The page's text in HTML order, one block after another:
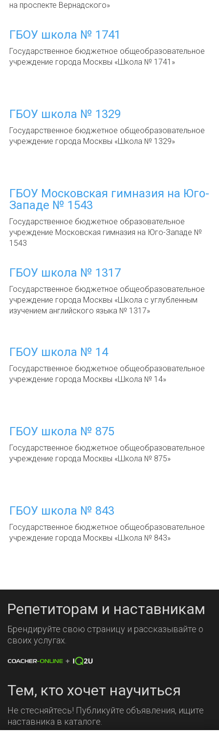
на проспекте Вернадского»
ГБОУ школа № 1741
Государственное бюджетное общеобразовательное
учреждение города Москвы «Школа № 1741»
ГБОУ школа № 1329
Государственное бюджетное общеобразовательное
учреждение города Москвы «Школа № 1329»
ГБОУ Московская гимназия на Юго-
Западе № 1543
Государственное бюджетное образовательное
учреждение Московская гимназия на Юго-Западе №
1543
ГБОУ школа № 1317
Государственное бюджетное общеобразовательное
учреждение города Москвы «Школа с углубленным
изучением английского языка № 1317»
ГБОУ школа № 14
Государственное бюджетное общеобразовательное
учреждение города Москвы «Школа № 14»
ГБОУ школа № 875
Государственное бюджетное общеобразовательное
учреждение города Москвы «Школа № 875»
ГБОУ школа № 843
Государственное бюджетное общеобразовательное
учреждение города Москвы «Школа № 843»
Репетиторам и наставникам
Брендируйте свою страницу и рассказывайте о
своих услугах.
Тем, кто хочет научиться
Не стесняйтесь! Публикуйте объявления, ищите
наставника в каталоге.